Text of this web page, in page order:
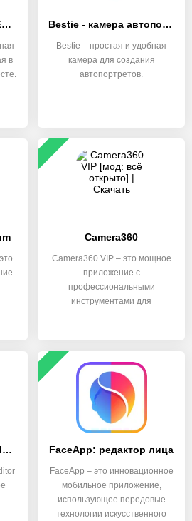
BeautyCam-AI Photo Editor
в
Bestie - камера автопортретов
Bestie – простая и удобная
камера для создания
автопортретов.
Camera360
Camera360 VIP – это мощное
приложение с
профессиональными
инструментами для
Lightroom Photo & Video Editor FaceApp: редактор лица
FaceApp – это инновационное
мобильное приложение,
использующее передовые
технологии искусственного